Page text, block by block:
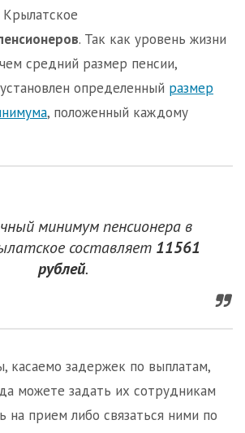
. Так как уровень жизни
средний размер пенсии,
определенный размер
, положенный каждому
минимум пенсионера в
составляет 11561
рублей.
касаемо задержек по выплатам,
можете задать их сотрудникам
на прием либо связаться ними по